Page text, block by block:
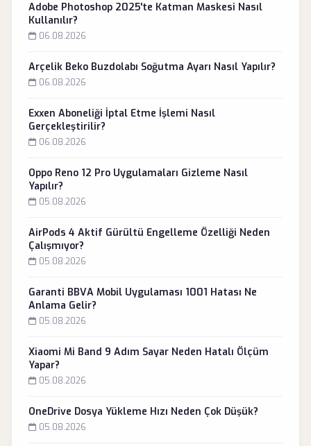
Adobe Photoshop 2025'te Katman Maskesi Nasıl
Kullanılır?
06.08.2026
Arçelik Beko Buzdolabı Soğutma Ayarı Nasıl Yapılır?
06.08.2026
Exxen Aboneliği İptal Etme İşlemi Nasıl
Gerçekleştirilir?
06.08.2026
Oppo Reno 12 Pro Uygulamaları Gizleme Nasıl
Yapılır?
05.08.2026
AirPods 4 Aktif Gürültü Engelleme Özelliği Neden
Çalışmıyor?
05.08.2026
Garanti BBVA Mobil Uygulaması 1001 Hatası Ne
Anlama Gelir?
05.08.2026
Xiaomi Mi Band 9 Adım Sayar Neden Hatalı Ölçüm
Yapar?
05.08.2026
OneDrive Dosya Yükleme Hızı Neden Çok Düşük?
05.08.2026